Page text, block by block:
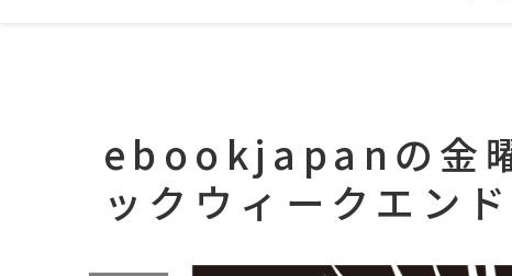
ebookjapanの金
ックウィークエン